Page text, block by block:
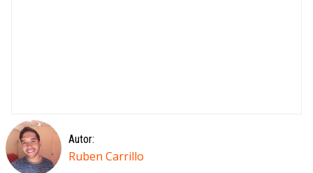
Autor:
Ruben Carrillo